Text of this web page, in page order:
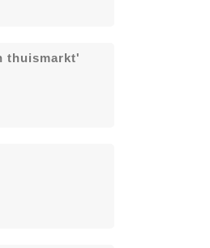
thuismarkt'